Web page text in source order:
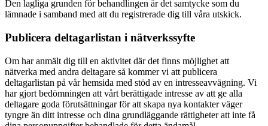
Den lagliga grunden för behandlingen är det samtycke som du
lämnade i samband med att du registrerade dig till våra utskick.
Publicera deltagarlistan i nätverkssyfte
Om har anmält dig till en aktivitet där det finns möjlighet att
nätverka med andra deltagare så kommer vi att publicera
deltagarlistan på vår hemsida med stöd av en intresseavvägning. Vi
har gjort bedömningen att vårt berättigade intresse av att ge alla
deltagare goda förutsättningar för att skapa nya kontakter väger
tyngre än ditt intresse och dina grundläggande rättigheter att inte få